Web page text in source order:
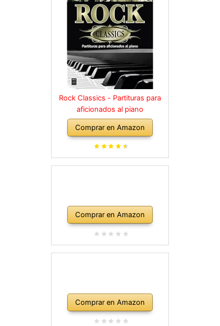
Rock Classics - Partituras para
aficionados al piano
Comprar en Amazon
Comprar en Amazon
Comprar en Amazon